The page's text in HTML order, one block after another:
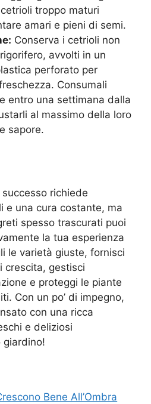
troppo maturi
amari e pieni di semi.
Conserva i cetrioli non
avvolti in un
perforato per
Consumali
entro una settimana dalla
al massimo della loro
sapore.
richiede
e una cura costante, ma
spesso trascurati puoi
la tua esperienza
le varietà giuste, fornisci
crescita, gestisci
e proteggi le piante
Con un po’ di impegno,
con una ricca
e deliziosi
Bene All’Ombra